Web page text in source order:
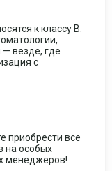
к классу B.
— везде, где
с
приобрести все
на особых
менеджеров!